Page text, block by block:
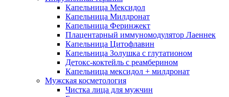
Капельница Мексидол
Капельница Милдронат
Капельница Феринжект
Плацентарный иммуномодулятор Лаеннек
Капельница Цитофлавин
Капельница Золушка с глутатионом
Детокс-коктейль с реамберином
Капельница мексидол + милдронат
Мужская косметология
Чистка лица для мужчин